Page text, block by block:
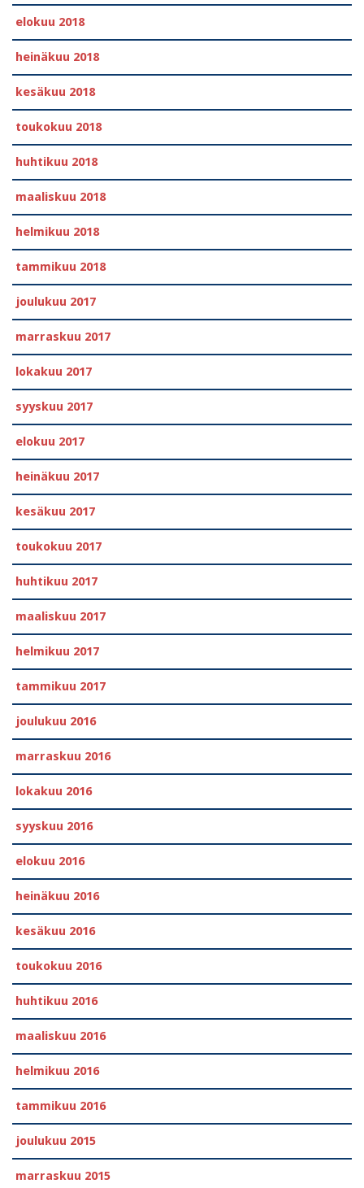
elokuu 2018
heinäkuu 2018
kesäkuu 2018
toukokuu 2018
huhtikuu 2018
maaliskuu 2018
helmikuu 2018
tammikuu 2018
joulukuu 2017
marraskuu 2017
lokakuu 2017
syyskuu 2017
elokuu 2017
heinäkuu 2017
kesäkuu 2017
toukokuu 2017
huhtikuu 2017
maaliskuu 2017
helmikuu 2017
tammikuu 2017
joulukuu 2016
marraskuu 2016
lokakuu 2016
syyskuu 2016
elokuu 2016
heinäkuu 2016
kesäkuu 2016
toukokuu 2016
huhtikuu 2016
maaliskuu 2016
helmikuu 2016
tammikuu 2016
joulukuu 2015
marraskuu 2015